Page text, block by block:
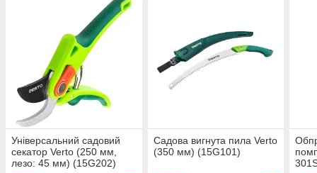
Універсальний садовий
секатор Verto (250 мм,
лезо: 45 мм) (15G202)
Садова вигнута пила Verto
(350 мм) (15G101)